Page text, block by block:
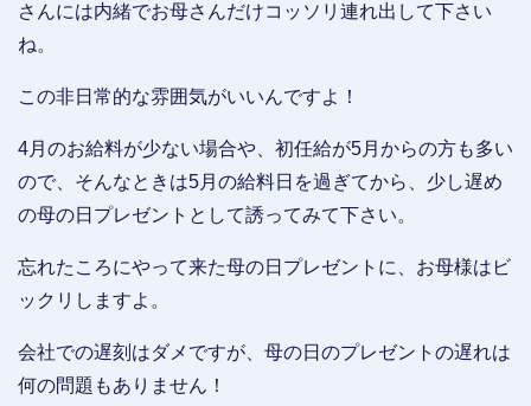
さんには内緒でお母さんだけコッソリ連れ出して下さい
ね。
この非日常的な雰囲気がいいんですよ！
4月のお給料が少ない場合や、初任給が5月からの方も多い
ので、そんなときは5月の給料日を過ぎてから、少し遅め
の母の日プレゼントとして誘ってみて下さい。
忘れたころにやって来た母の日プレゼントに、お母様はビ
ックリしますよ。
会社での遅刻はダメですが、母の日のプレゼントの遅れは
何の問題もありません！